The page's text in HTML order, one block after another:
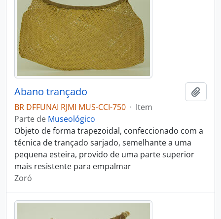
Abano trançado
BR DFFUNAI RJMI MUS-CCI-750 · Item
Parte de Museológico
Objeto de forma trapezoidal, confeccionado com a
técnica de trançado sarjado, semelhante a uma
pequena esteira, provido de uma parte superior
mais resistente para empalmar
Zoró